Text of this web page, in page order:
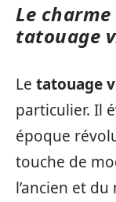
Le
tatouage
Le tatouage
particulier. Il
époque
touche de
l’ancien et